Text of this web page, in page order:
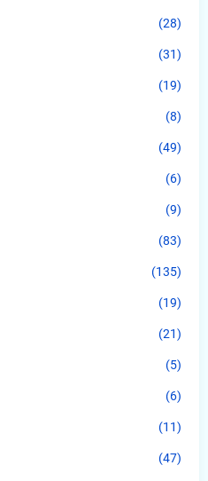
(28)
(31)
(19)
(8)
(49)
(6)
(9)
(83)
(135)
(19)
(21)
(5)
(6)
(11)
(47)